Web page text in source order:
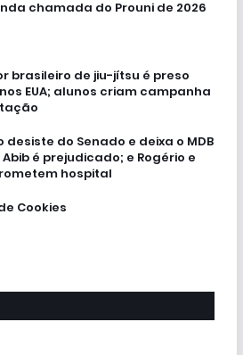
chamada do Prouni de 2026
brasileiro de jiu-jítsu é preso
nos EUA; alunos criam campanha
desiste do Senado e deixa o MDB
é prejudicado; e Rogério e
hospital
Cookies